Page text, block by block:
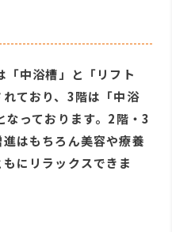
中浴槽」と「リフト
ており、3階は「中浴
っております。2階・3
はもちろん美容や療養
にリラックスできま